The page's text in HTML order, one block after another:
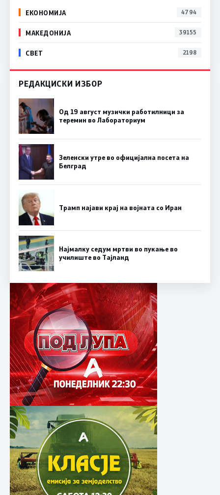
ЕКОНОМИЈА 4794
МАКЕДОНИЈА 39155
СВЕТ 2198
РЕДАКЦИСКИ ИЗБОР
Од 19 август музички работилници за
теремин во Лабораториум
Зеленски утре во официјална посета на
Белград
Трамп најави крај на војната со Иран
Најмалку седум мртви во пукање во
училиште во Тајланд